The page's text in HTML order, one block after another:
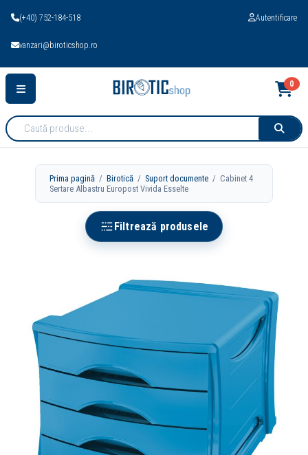
(+40) 752-184-518
vanzari@biroticshop.ro
Autentificare
Cauta
produse:
0
Prima pagină /Birotică /Suport documente / Cabinet 4
Sertare Albastru Europost Vivida Esselte
Filtrează produsele